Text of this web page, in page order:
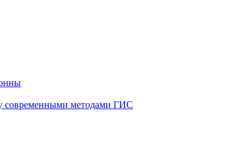
современными методами ГИС